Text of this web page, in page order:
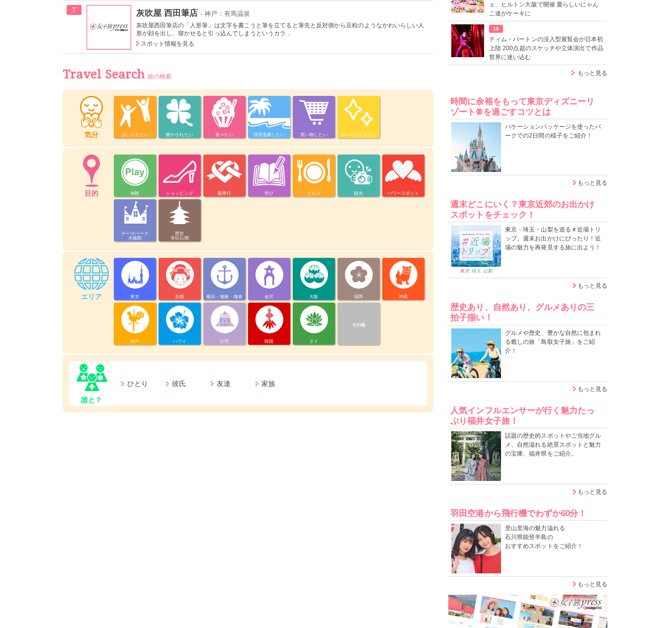
7 灰吹屋 西田筆店 - 神戸：有馬温泉
灰吹屋西田筆店の「人形筆」は文字を書こうと筆を立てると筆先と反対側から豆粒のようなかわいらしい人
形が顔を出し、寝かせると引っ込んでしまうというカラ...
スポット情報を見る
Travel Search 旅の検索
気分 はしゃぎたい 癒やされたい 食べたい 現実逃避したい 買い物したい キレイになりたい
目的 体験 ショッピング 親孝行 学び グルメ 観光 パワースポット
テーマパーク
水族館
歴史
寺社仏閣
エリア 東京 京都 横浜・湘南・鎌倉 金沢 大阪 福岡 沖縄
神戸 ハワイ 台湾 韓国 タイ
その他
誰と？
ひとり 彼氏 友達 家族
ェ、ヒルトン大阪で開催 愛らしいにゃん
こ達がケーキに
10
ティム・バートンの没入型展覧会が日本初
上陸 200点超のスケッチや立体演出で作品
世界に迷い込む
もっと見る
時間に余裕をもって東京ディズニーリ
ゾート®を過ごすコツとは
バケーションパッケージを使ったパ
ークでの2日間の様子をご紹介！
もっと見る
週末どこにいく？東京近郊のお出かけ
スポットをチェック！
東京・埼玉・山梨を巡る＃近場トリ
ップ。週末お出かけにぴったり！近
場の魅力を再発見する旅に出よう！
もっと見る
歴史あり、自然あり、グルメありの三
拍子揃い！
グルメや歴史、豊かな自然に包まれ
る癒しの旅「鳥取女子旅」をご紹
介！
もっと見る
人気インフルエンサーが行く魅力たっ
ぷり福井女子旅！
話題の歴史的スポットやご当地グル
メ、自然溢れる絶景スポットと魅力
の宝庫、福井県をご紹介。
もっと見る
羽田空港から飛行機でわずか60分！
里山里海の魅力溢れる
石川県能登半島の
おすすめスポットをご紹介！
もっと見る